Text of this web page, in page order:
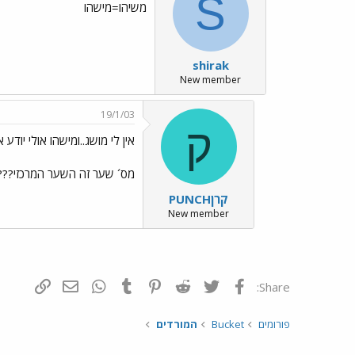
S
shirak
New member
משיהו=מישהו
ק
קרןPUNCH
New member
19/1/03
אין לי מושג..ומישהו אולי יודע
מס´ שער זה השער
Share: פייסבוק Twitter
Reddit
Pinterest
Tumblr
WhatsAppדואר אלקטרוני
פורומים Bucket המורדים